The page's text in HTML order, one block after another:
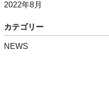
2022年8月
カテゴリー
NEWS